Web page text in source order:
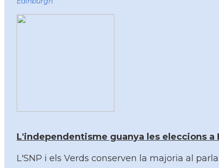
L'independentisme guanya les eleccions a
L'SNP i els Verds conserven la majoria al